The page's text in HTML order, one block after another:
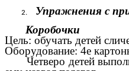
Упражнения с
Коробочки
Цель: обучать детей
Оборудование: 4е
Четверо детей